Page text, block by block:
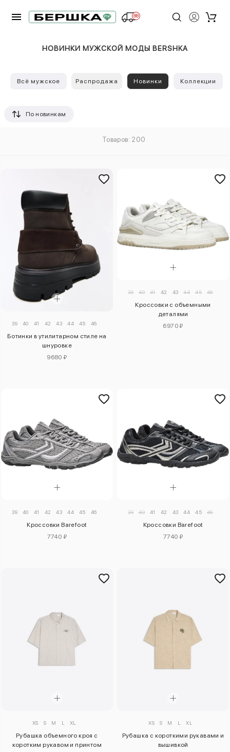
88
НОВИНКИ МУЖСКОЙ МОДЫ BERSHKA
Всё мужское Распродажа Новинки Коллекции
По новинкам
Товаров: 200
39 40 41 42 43 44 45 46
Ботинки в утилитарном стиле на
шнуровке
9680 ₽
39 40 41 42 43 44 45 46
Кроссовки с объемными
деталями
6970 ₽
39 40 41 42 43 44 45 46
Кроссовки Barefoot
7740 ₽
39 40 41 42 43 44 45 46
Кроссовки Barefoot
7740 ₽
XS S M L XL
Рубашка объемного кроя с
коротким рукавом и принтом
XS S M L XL
Рубашка с короткими рукавами и
вышивкой